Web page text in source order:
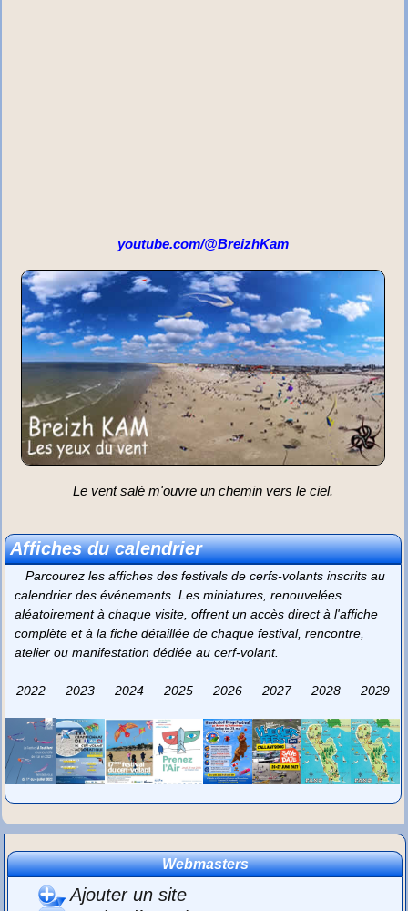
youtube.com/@BreizhKam
Le vent salé m'ouvre un chemin vers le ciel.
Affiches du calendrier
Parcourez les affiches des festivals de cerfs-volants inscrits au
calendrier des événements. Les miniatures, renouvelées
aléatoirement à chaque visite, offrent un accès direct à l'affiche
complète et à la fiche détaillée de chaque festival, rencontre,
atelier ou manifestation dédiée au cerf-volant.
2022 2023 2024 2025 2026 2027 2028 2029
Webmasters
Ajouter un site